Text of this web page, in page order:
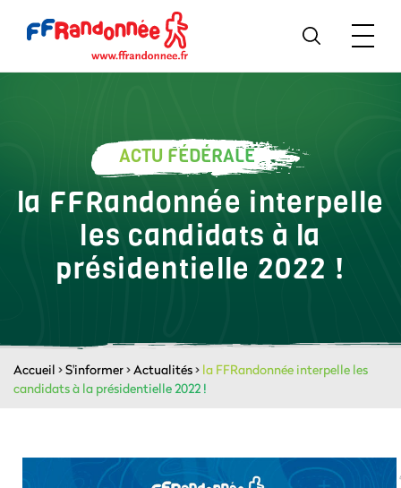
ACTU FÉDÉRALE
la FFRandonnée interpelle
les candidats à la
présidentielle 2022 !
Accueil >S'informer>Actualités> la FFRandonnée interpelle les
candidats à la présidentielle 2022 !